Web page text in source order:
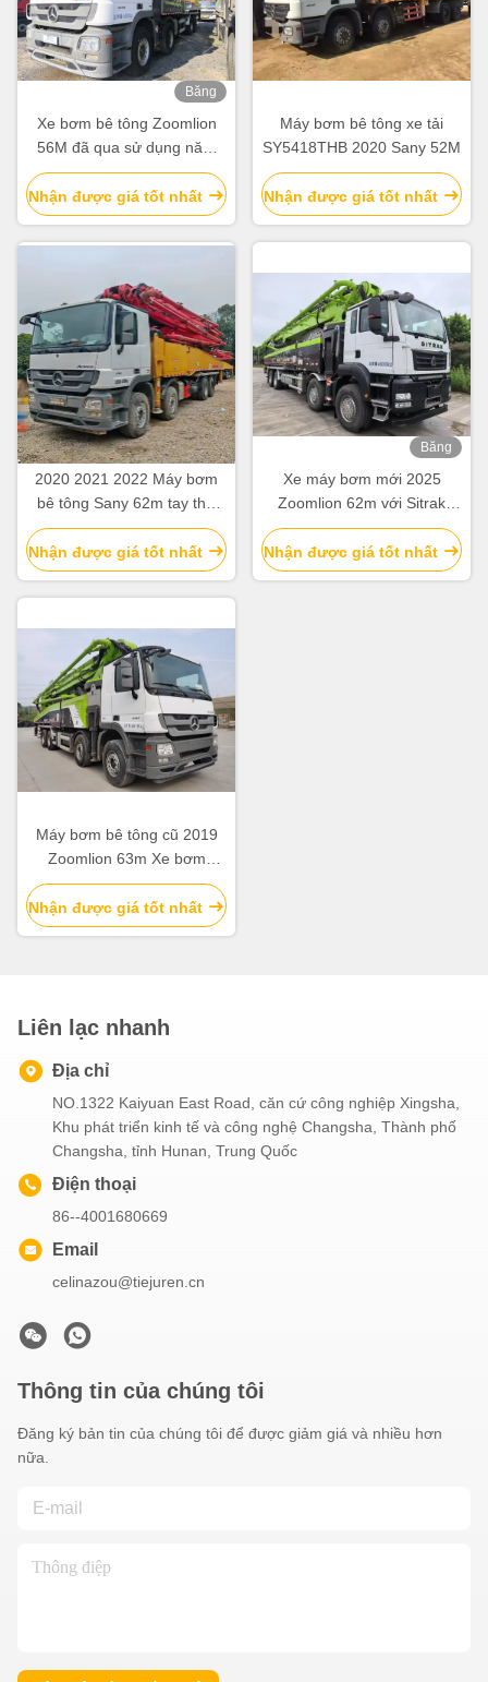
Băng
Xe bơm bê tông Zoomlion
56M đã qua sử dụng năm
2019, khung gầm Mercedes
Benz với Vận hành Thông
minh & Hiệu quả
Nhận được giá tốt nhất
Máy bơm bê tông xe tải
SY5418THB 2020 Sany 52M
Nhận được giá tốt nhất
2020 2021 2022 Máy bơm
bê tông Sany 62m tay thứ
hai với khung bê tông
Nhận được giá tốt nhất
Băng
Xe máy bơm mới 2025
Zoomlion 62m với Sitrak
ZLJ5461THBKF
Nhận được giá tốt nhất
Máy bơm bê tông cũ 2019
Zoomlion 63m Xe bơm
ZLJ5440THBBE Để bán
Nhận được giá tốt nhất
Liên lạc nhanh
Địa chỉ
NO.1322 Kaiyuan East Road, căn cứ công nghiệp Xingsha,
Khu phát triển kinh tế và công nghệ Changsha, Thành phố
Changsha, tỉnh Hunan, Trung Quốc
Điện thoại
86--4001680669
Email
celinazou@tiejuren.cn
Thông tin của chúng tôi
Đăng ký bản tin của chúng tôi để được giảm giá và nhiều hơn
nữa.